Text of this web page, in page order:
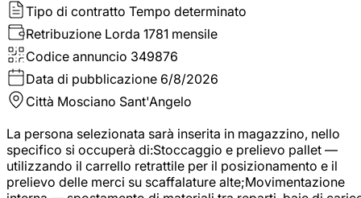
Tipo di contratto Tempo determinato
Retribuzione Lorda 1781 mensile
Codice annuncio 349876
Data di pubblicazione 6/8/2026
Città Mosciano Sant'Angelo
La persona selezionata sarà inserita in magazzino, nello
specifico si occuperà di:Stoccaggio e prelievo pallet —
utilizzando il carrello retrattile per il posizionamento e il
prelievo delle merci su scaffalature alte;Movimentazione